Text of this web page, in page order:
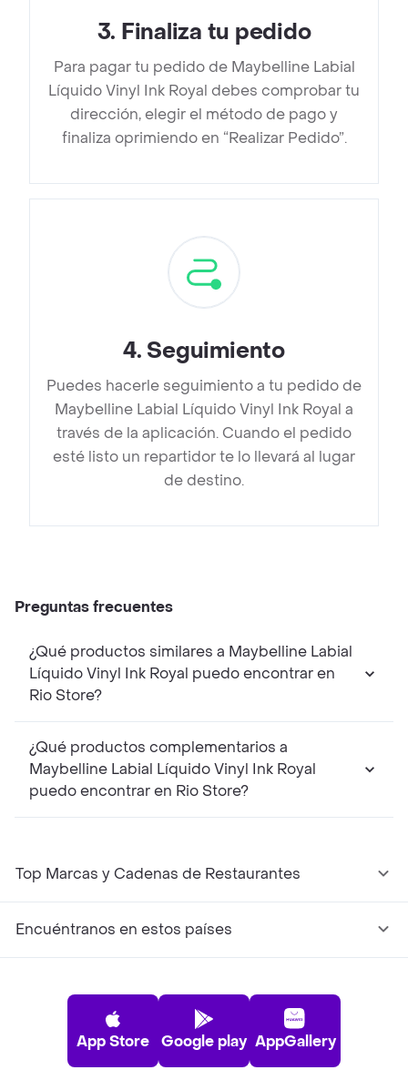
3. Finaliza tu pedido
Para pagar tu pedido de Maybelline Labial
Líquido Vinyl Ink Royal debes comprobar tu
dirección, elegir el método de pago y
finaliza oprimiendo en “Realizar Pedido”.
4. Seguimiento
Puedes hacerle seguimiento a tu pedido de
Maybelline Labial Líquido Vinyl Ink Royal a
través de la aplicación. Cuando el pedido
esté listo un repartidor te lo llevará al lugar
de destino.
Preguntas frecuentes
¿Qué productos similares a Maybelline Labial
Líquido Vinyl Ink Royal puedo encontrar en
Rio Store?
¿Qué productos complementarios a
Maybelline Labial Líquido Vinyl Ink Royal
puedo encontrar en Rio Store?
Top Marcas y Cadenas de Restaurantes
Encuéntranos en estos países
App Store Google play AppGallery